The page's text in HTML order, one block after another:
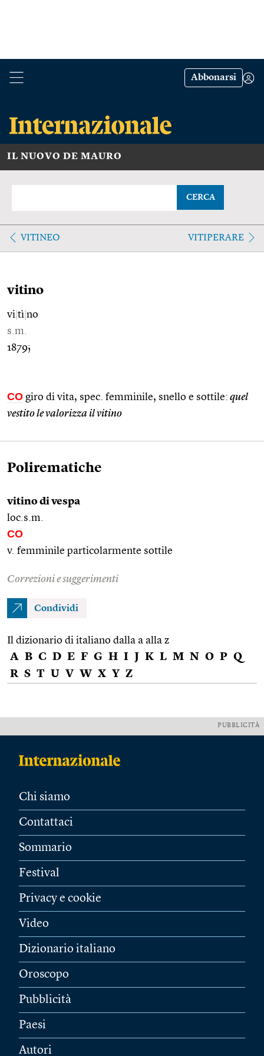
Abbonarsi
IL NUOVO DE MAURO
CERCA
VITINEO VITIPERARE
vitino
vi tì no
s.m.
1879;
CO giro di vita, spec. femminile, snello e sottile: quel
vestito le valorizza il vitino
Polirematiche
vitino di vespa
loc.s.m.
CO
v. femminile particolarmente sottile
Correzioni e suggerimenti
Condividi
Il dizionario di italiano dalla a alla z
A B C D E F G H I J K L M N O P Q
R S T U V W X Y Z
PUBBLICITÀ
Chi siamo
Contattaci
Sommario
Festival
Privacy e cookie
Video
Dizionario italiano
Oroscopo
Pubblicità
Paesi
Autori